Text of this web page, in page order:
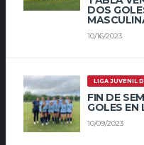
DOS
10/16/2023
LIGA JUVENIL
FIN DE
GOLES EN
10/09/2023